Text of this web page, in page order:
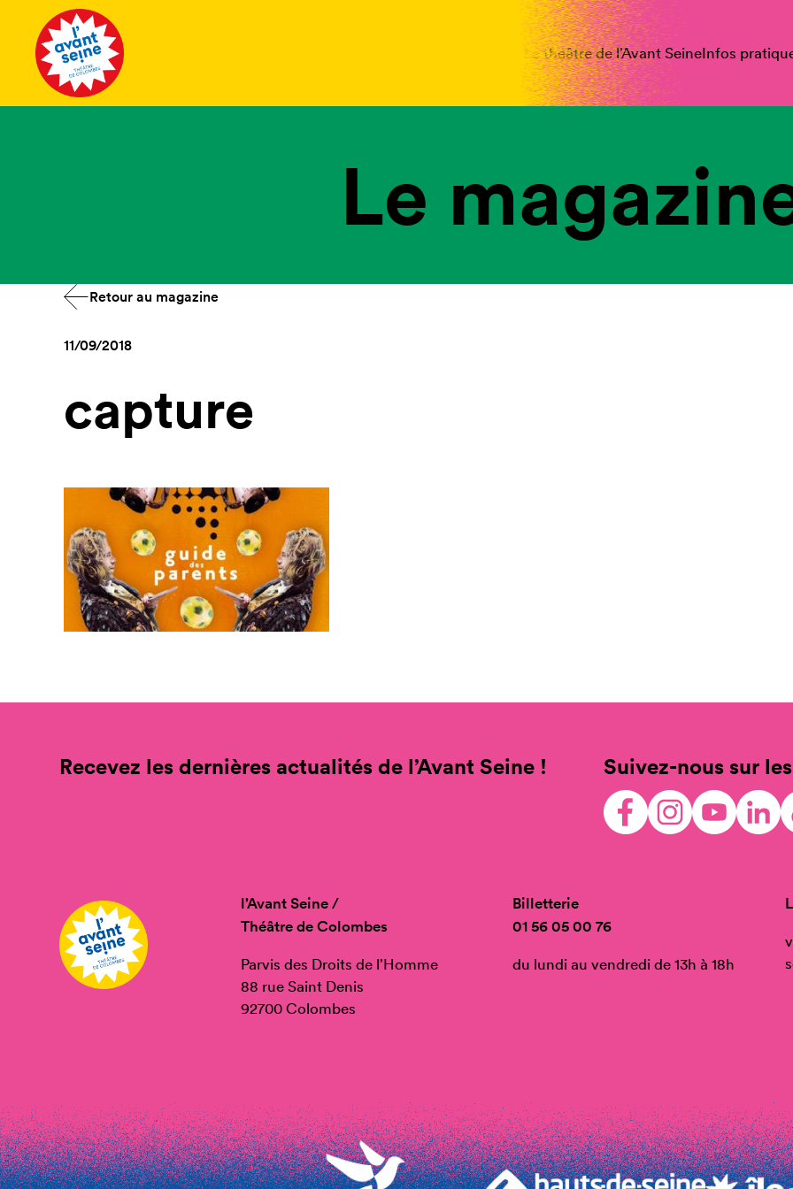
Le théâtre de l’Avant SeineInfos
Le
Retour au magazine
11/09/2018
capture
Recevez les dernières actualités de l’Avant Seine ! Suivez-nous sur
l’Avant Seine /
Théâtre de Colombes
Parvis des Droits de l’Homme
88 rue Saint Denis
92700 Colombes
Billetterie
01 56 05 00 76
du lundi au vendredi de 13h à 18h